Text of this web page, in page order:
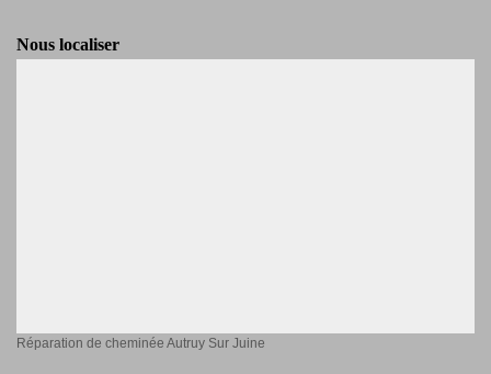
Nous localiser
Réparation de cheminée Autruy Sur Juine